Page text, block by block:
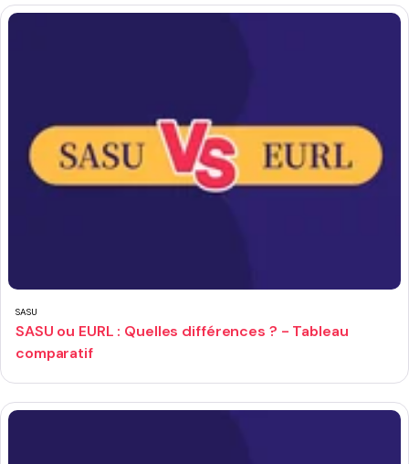
SASU
SASU ou EURL : Quelles différences ? - Tableau
comparatif